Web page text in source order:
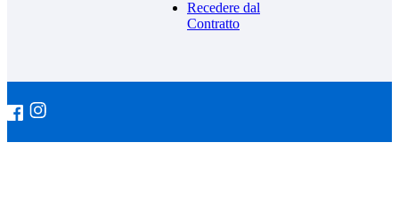
Recedere dal
Contratto